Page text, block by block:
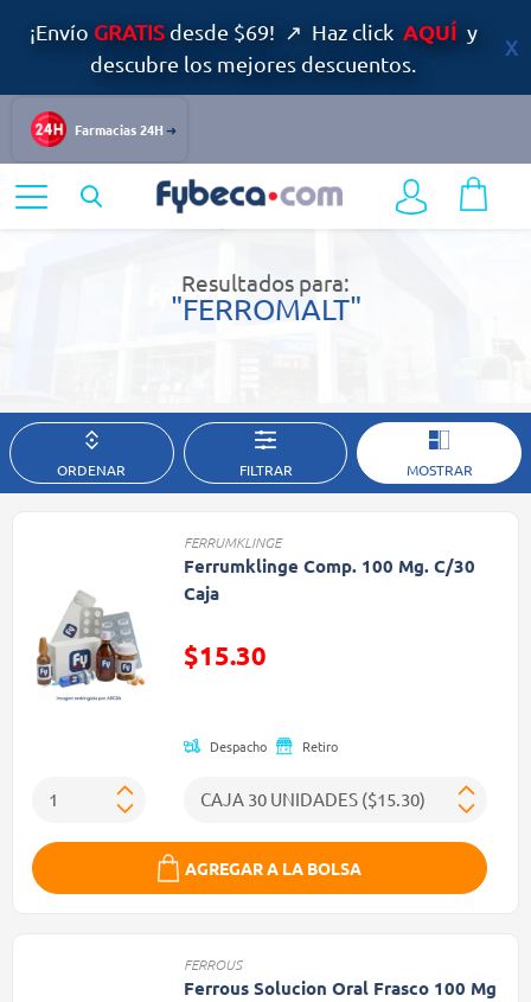
¡Envío GRATISdesde $69! ↗ Haz click AQUÍ y
descubre los mejores descuentos.
Farmacias 24H
Resultados de búsqueda
Resultados para:
"FERROMALT"
ORDENAR FILTRAR MOSTRAR
FERRUMKLINGE
Ferrumklinge Comp. 100 Mg. C/30
Caja
$15.30
Despacho Retiro
AGREGAR A LA BOLSA
FERROUS
Ferrous Solucion Oral Frasco 100 Mg